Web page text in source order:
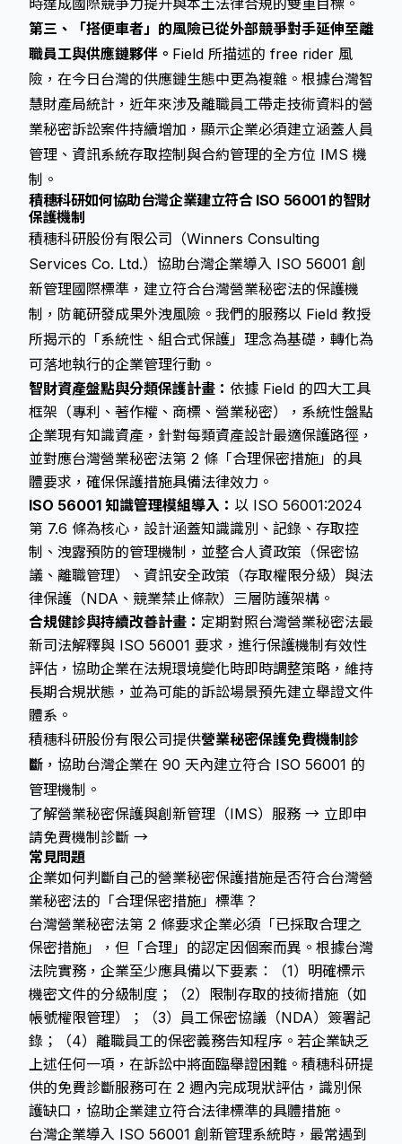
時達成國際競爭力提升與本土法律合規的雙重目標。
第三、「搭便車者」的風險已從外部競爭對手延伸至離
職員工與供應鏈夥伴。 Field 所描述的 free rider 風
險，在今日台灣的供應鏈生態中更為複雜。根據台灣智
慧財產局統計，近年來涉及離職員工帶走技術資料的營
業秘密訴訟案件持續增加，顯示企業必須建立涵蓋人員
管理、資訊系統存取控制與合約管理的全方位 IMS 機
制。
積穗科研如何協助台灣企業建立符合 ISO 56001 的智財
保護機制
積穗科研股份有限公司（Winners Consulting
Services Co. Ltd.）協助台灣企業導入 ISO 56001 創
新管理國際標準，建立符合台灣營業秘密法的保護機
制，防範研發成果外洩風險。我們的服務以 Field 教授
所揭示的「系統性、組合式保護」理念為基礎，轉化為
可落地執行的企業管理行動。
智財資產盤點與分類保護計畫： 依據 Field 的四大工具
框架（專利、著作權、商標、營業秘密），系統性盤點
企業現有知識資產，針對每類資產設計最適保護路徑，
並對應台灣營業秘密法第 2 條「合理保密措施」的具
體要求，確保保護措施具備法律效力。
ISO 56001 知識管理模組導入： 以 ISO 56001:2024
第 7.6 條為核心，設計涵蓋知識識別、記錄、存取控
制、洩露預防的管理機制，並整合人資政策（保密協
議、離職管理）、資訊安全政策（存取權限分級）與法
律保護（NDA、競業禁止條款）三層防護架構。
合規健診與持續改善計畫： 定期對照台灣營業秘密法最
新司法解釋與 ISO 56001 要求，進行保護機制有效性
評估，協助企業在法規環境變化時即時調整策略，維持
長期合規狀態，並為可能的訴訟場景預先建立舉證文件
體系。
積穗科研股份有限公司提供營業秘密保護免費機制診
斷 ，協助台灣企業在 90 天內建立符合 ISO 56001 的
管理機制。
了解營業秘密保護與創新管理（IMS）服務 → 立即申
請免費機制診斷 →
常見問題
企業如何判斷自己的營業秘密保護措施是否符合台灣營
業秘密法的「合理保密措施」標準？
台灣營業秘密法第 2 條要求企業必須「已採取合理之
保密措施」，但「合理」的認定因個案而異。根據台灣
法院實務，企業至少應具備以下要素：（1）明確標示
機密文件的分級制度；（2）限制存取的技術措施（如
帳號權限管理）；（3）員工保密協議（NDA）簽署記
錄；（4）離職員工的保密義務告知程序。若企業缺乏
上述任何一項，在訴訟中將面臨舉證困難。積穗科研提
供的免費診斷服務可在 2 週內完成現狀評估，識別保
護缺口，協助企業建立符合法律標準的具體措施。
台灣企業導入 ISO 56001 創新管理系統時，最常遇到